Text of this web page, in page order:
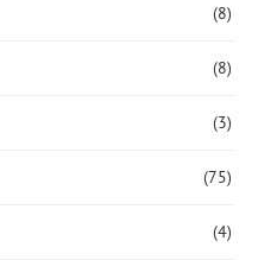
(8)
(8)
(3)
(75)
(4)